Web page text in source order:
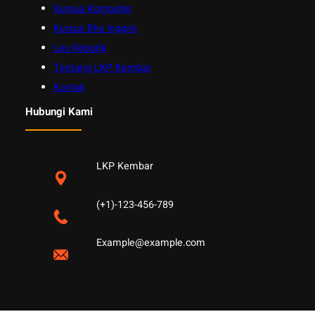
Kursus Komputer
Kursus Bhs Inggris
Les Robotik
Tentang LKP Kembar
Kontak
Hubungi Kami
LKP Kembar
(+1)-123-456-789
Example@example.com